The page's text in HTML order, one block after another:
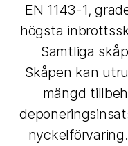
EN 1143-1,
högsta
Samtliga
Skåpen kan
mängd